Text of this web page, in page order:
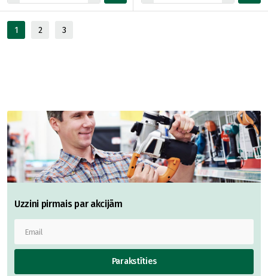
1 2 3
Uzzini pirmais par akcijām
Parakstīties